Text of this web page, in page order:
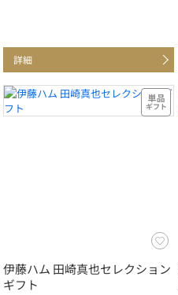
詳細
伊藤ハム 田崎真也セレクション
ギフト